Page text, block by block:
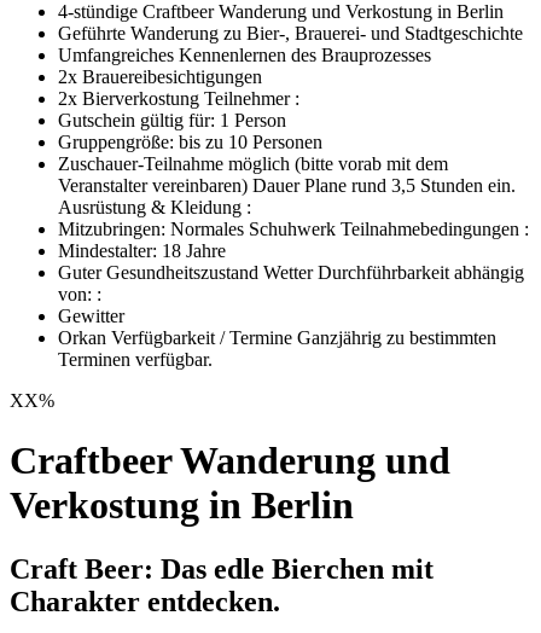
4-stündige Craftbeer Wanderung und Verkostung in Berlin
Geführte Wanderung zu Bier-, Brauerei- und Stadtgeschichte
Umfangreiches Kennenlernen des Brauprozesses
2x Brauereibesichtigungen
2x Bierverkostung Teilnehmer :
Gutschein gültig für: 1 Person
Gruppengröße: bis zu 10 Personen
Zuschauer-Teilnahme möglich (bitte vorab mit dem
Veranstalter vereinbaren) Dauer Plane rund 3,5 Stunden ein.
Ausrüstung & Kleidung :
Mitzubringen: Normales Schuhwerk Teilnahmebedingungen :
Mindestalter: 18 Jahre
Guter Gesundheitszustand Wetter Durchführbarkeit abhängig
von: :
Gewitter
Orkan Verfügbarkeit / Termine Ganzjährig zu bestimmten
Terminen verfügbar.
XX%
Craftbeer Wanderung und
Verkostung in Berlin
Craft Beer: Das edle Bierchen mit
Charakter entdecken.